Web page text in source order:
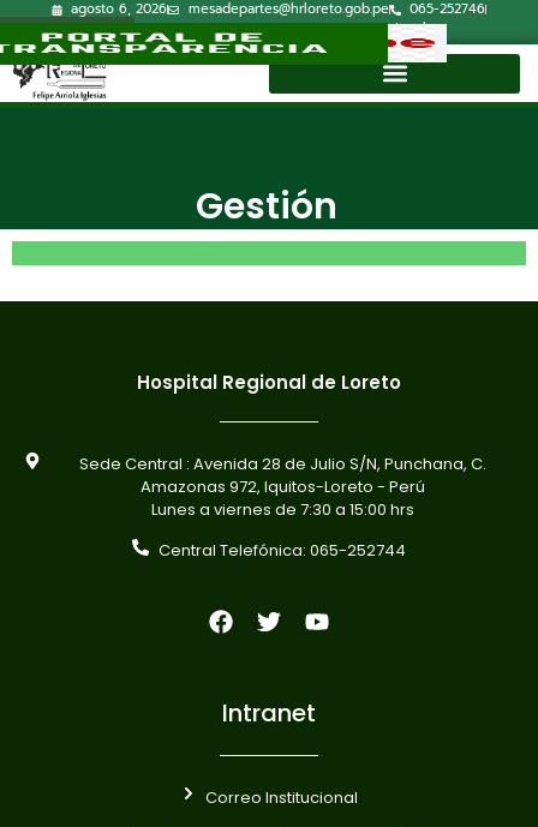
agosto 6, 2026 mesadepartes@hrloreto.gob.pe
065-252746
Lun-Vie 7:30a.m.-15:00p.m.
Correo Institucional
Directorio
Gestión
Hospital Regional de Loreto
Sede Central : Avenida 28 de Julio S/N, Punchana, C.
Amazonas 972, Iquitos-Loreto - Perú
Lunes a viernes de 7:30 a 15:00 hrs
Central Telefónica: 065-252744
Intranet
Correo Institucional